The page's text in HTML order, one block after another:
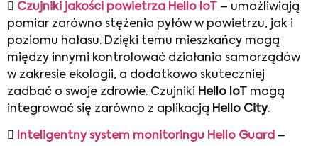
 Czujniki jakości powietrza Hello IoT – umożliwiają
pomiar zarówno stężenia pyłów w powietrzu, jak i
poziomu hałasu. Dzięki temu mieszkańcy mogą
między innymi kontrolować działania samorządów
w zakresie ekologii, a dodatkowo skuteczniej
zadbać o swoje zdrowie. Czujniki Hello IoT mogą
integrować się zarówno z aplikacją Hello City.
 Inteligentny system monitoringu Hello Guard –